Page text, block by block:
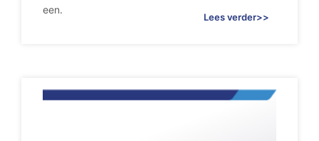
een.
Lees verder>>